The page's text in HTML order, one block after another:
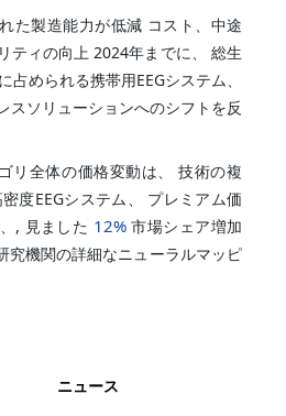
た製造能力が低減 コスト、中途
ティの向上 2024年までに、 総生
占められる携帯用EEGシステム、
スソリューションへのシフトを反
リ全体の価格変動は、 技術の複
度EEGシステム、 プレミアム価
, 見ました 12%市場シェア増加
究機関の詳細なニューラルマッピ
ニュース